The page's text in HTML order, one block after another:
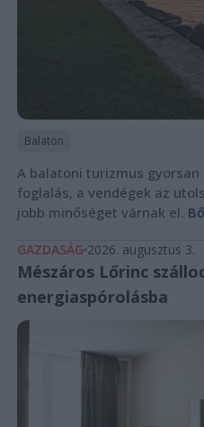
Balaton
A balatoni turizmus
foglalás, a vendégek az
jobb minőséget várnak el.
GAZDASÁG 2026. augusztus 3.
Mészáros Lőrinc
energiaspórolásba